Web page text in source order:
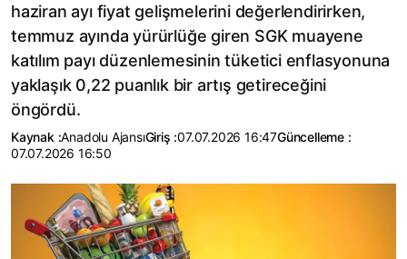
haziran ayı fiyat gelişmelerini değerlendirirken,
temmuz ayında yürürlüğe giren SGK muayene
katılım payı düzenlemesinin tüketici enflasyonuna
yaklaşık 0,22 puanlık bir artış getireceğini
öngördü.
Kaynak :Anadolu AjansıGiriş :07.07.2026 16:47Güncelleme :
07.07.2026 16:50